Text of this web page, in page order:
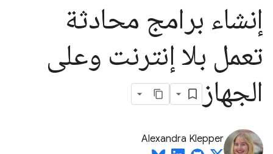
إنشاء برامج محادثة
تعمل بلا إنترنت وعلى
الجهاز
Alexandra Klepper